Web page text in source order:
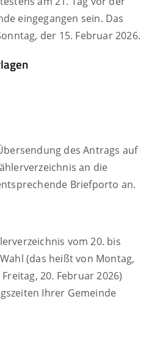
eingegangen sein. Das
der 15. Februar 2026.
des Antrags auf
an die
Briefporto an.
vom 20. bis
(das heißt von Montag,
20. Februar 2026)
Ihrer Gemeinde